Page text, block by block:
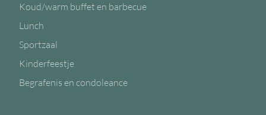
Koud/warm buffet en barbecue
Lunch
Sportzaal
Kinderfeestje
Begrafenis en condoleance